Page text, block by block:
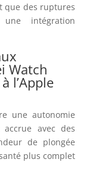
que des ruptures
une intégration
Watch
l’Apple
une autonomie
avec des
de plongée
plus complet